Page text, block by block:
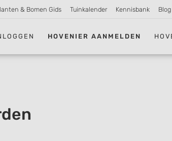
& Bomen Gids Tuinkalender Kennisbank Blog
HOVENIER AANMELDEN